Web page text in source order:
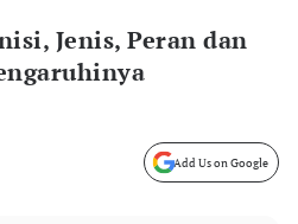
Jenis, Peran dan
Add Us on Google